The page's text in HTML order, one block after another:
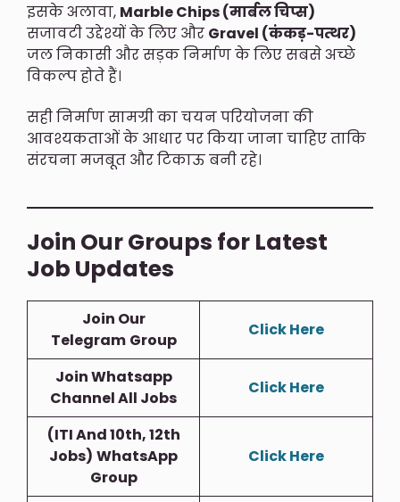
इसके अलावा, Marble Chips (मार्बल चिप्स)
सजावटी उद्देश्यों के लिए और Gravel (कंकड़-पत्थर)
जल निकासी और सड़क निर्माण के लिए सबसे अच्छे
विकल्प होते हैं।
सही निर्माण सामग्री का चयन परियोजना की
आवश्यकताओं के आधार पर किया जाना चाहिए ताकि
संरचना मजबूत और टिकाऊ बनी रहे।
Join Our Groups for Latest
Job Updates
Join Our
Telegram Group
Click Here
Join Whatsapp
Channel All Jobs
Click Here
(ITI And 10th, 12th
Jobs) WhatsApp
Group
Click Here